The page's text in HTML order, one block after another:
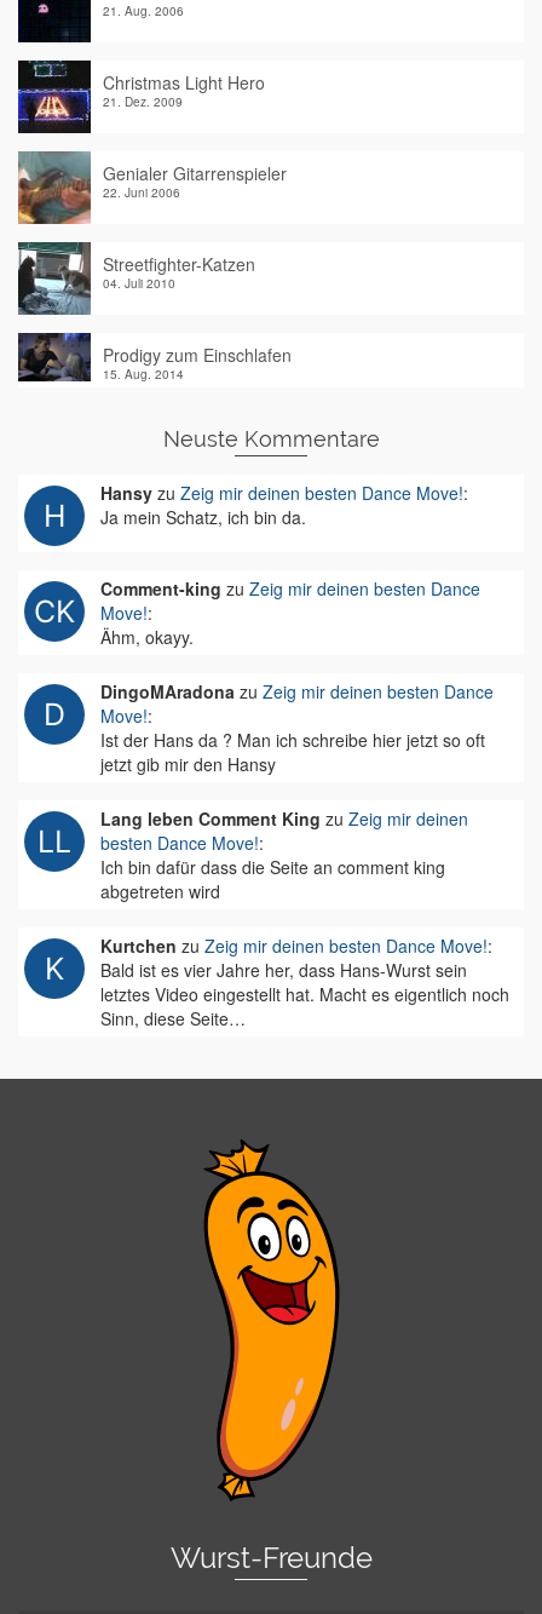
21. Aug. 2006
Christmas Light Hero
21. Dez. 2009
Genialer Gitarrenspieler
22. Juni 2006
Streetfighter-Katzen
04. Juli 2010
Prodigy zum Einschlafen
15. Aug. 2014
Neuste Kommentare
Hansy zu Zeig mir deinen besten Dance Move!:
Ja mein Schatz, ich bin da.
Comment-king zu Zeig mir deinen besten Dance
Move!:
Ähm, okayy.
DingoMAradona zu Zeig mir deinen besten Dance
Move!:
Ist der Hans da ? Man ich schreibe hier jetzt so oft
jetzt gib mir den Hansy
Lang leben Comment King zu Zeig mir deinen
besten Dance Move!:
Ich bin dafür dass die Seite an comment king
abgetreten wird
Kurtchen zu Zeig mir deinen besten Dance Move!:
Bald ist es vier Jahre her, dass Hans-Wurst sein
letztes Video eingestellt hat. Macht es eigentlich noch
Sinn, diese Seite…
Wurst-Freunde